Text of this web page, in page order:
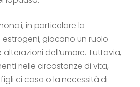
in particolare la
estrogeni, giocano un ruolo
dell’umore. Tuttavia,
nelle circostanze di vita,
di casa o la necessità di